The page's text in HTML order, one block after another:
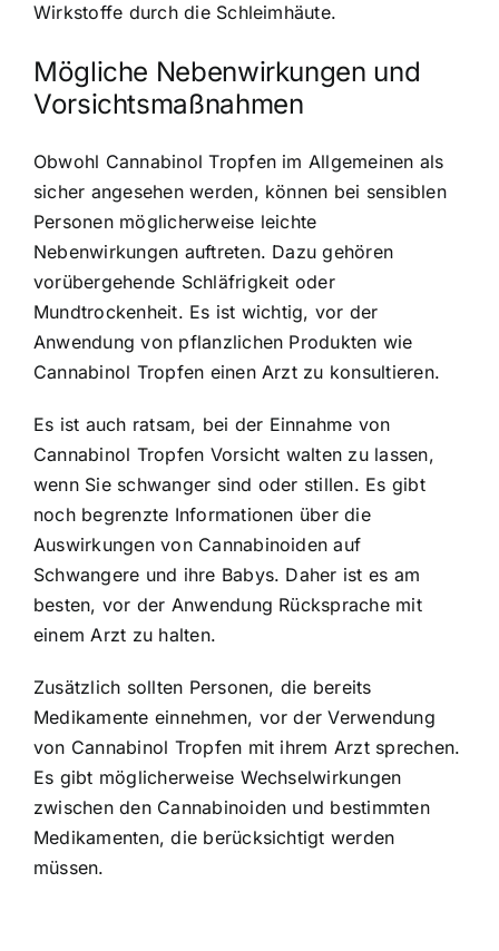
Wirkstoffe durch die Schleimhäute.
Mögliche Nebenwirkungen und
Vorsichtsmaßnahmen
Obwohl Cannabinol Tropfen im Allgemeinen als
sicher angesehen werden, können bei sensiblen
Personen möglicherweise leichte
Nebenwirkungen auftreten. Dazu gehören
vorübergehende Schläfrigkeit oder
Mundtrockenheit. Es ist wichtig, vor der
Anwendung von pflanzlichen Produkten wie
Cannabinol Tropfen einen Arzt zu konsultieren.
Es ist auch ratsam, bei der Einnahme von
Cannabinol Tropfen Vorsicht walten zu lassen,
wenn Sie schwanger sind oder stillen. Es gibt
noch begrenzte Informationen über die
Auswirkungen von Cannabinoiden auf
Schwangere und ihre Babys. Daher ist es am
besten, vor der Anwendung Rücksprache mit
einem Arzt zu halten.
Zusätzlich sollten Personen, die bereits
Medikamente einnehmen, vor der Verwendung
von Cannabinol Tropfen mit ihrem Arzt sprechen.
Es gibt möglicherweise Wechselwirkungen
zwischen den Cannabinoiden und bestimmten
Medikamenten, die berücksichtigt werden
müssen.